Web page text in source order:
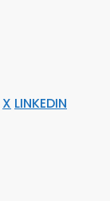
X LINKEDIN